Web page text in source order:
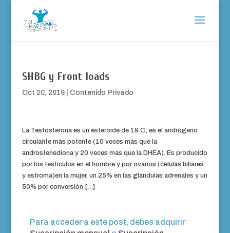
SHBG y Front loads
Oct 20, 2019| Contenido Privado
La Testosterona es un esteroide de 19 C; es el andrógeno
circulante más potente (10 veces más que la
androstenediona y 20 veces más que la DHEA). Es producido
por los testículos en el hombre y por ovarios (células hiliares
y estroma)en la mujer, un 25% en las glándulas adrenales y un
50% por conversión […]
Para acceder a este post, debes adquirir